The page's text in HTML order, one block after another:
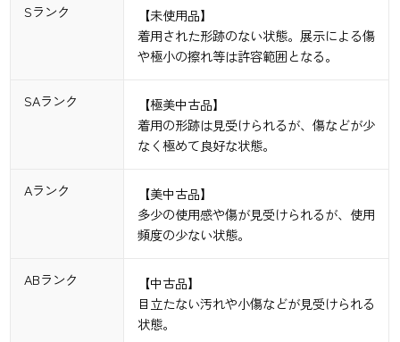
Sランク
【未使用品】
着用された形跡のない状態。展示による傷
や極小の擦れ等は許容範囲となる。
SAランク
【極美中古品】
着用の形跡は見受けられるが、傷などが少
なく極めて良好な状態。
Aランク
【美中古品】
多少の使用感や傷が見受けられるが、使用
頻度の少ない状態。
ABランク
【中古品】
目立たない汚れや小傷などが見受けられる
状態。